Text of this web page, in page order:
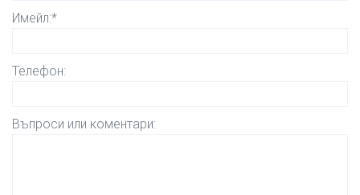
Имейл:*
Телефон:
Въпроси или коментари: